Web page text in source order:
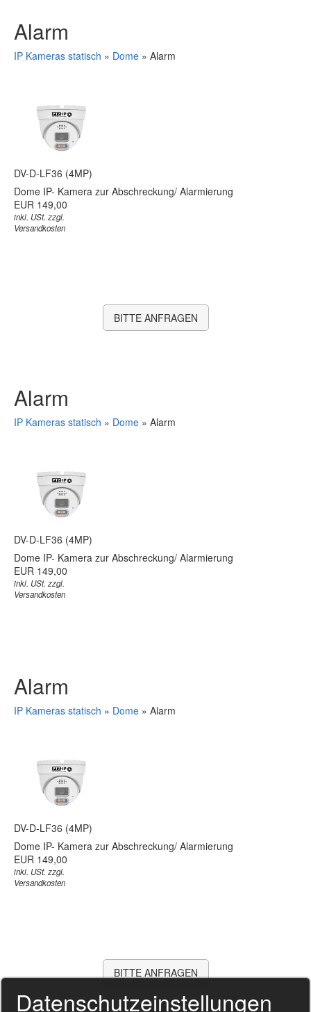
Alarm
IP Kameras statisch » Dome » Alarm
DV-D-LF36 (4MP)
Dome IP- Kamera zur Abschreckung/ Alarmierung
EUR 149,00
inkl. USt. zzgl.
Versandkosten
BITTE ANFRAGEN
Alarm
IP Kameras statisch » Dome » Alarm
DV-D-LF36 (4MP)
Dome IP- Kamera zur Abschreckung/ Alarmierung
EUR 149,00
inkl. USt. zzgl.
Versandkosten
Alarm
IP Kameras statisch » Dome » Alarm
DV-D-LF36 (4MP)
Dome IP- Kamera zur Abschreckung/ Alarmierung
EUR 149,00
inkl. USt. zzgl.
Versandkosten
BITTE ANFRAGEN
Datenschutzeinstellungen